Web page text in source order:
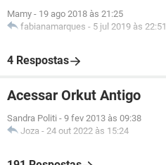
Mamy - 19 ago 2018 às 21:25
fabianamarques - 5 jul 2019 às 22:51
4 Respostas
Acessar Orkut Antigo
Sandra Politi - 9 fev 2013 às 09:38
Joza - 24 out 2022 às 15:24